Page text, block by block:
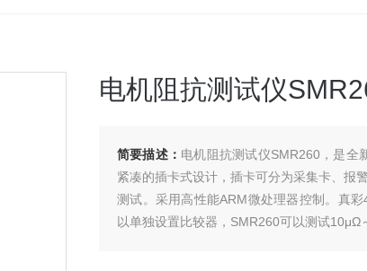
电机阻抗测试仪
简要描述： 电机阻抗测试仪SMR260，是全
紧凑的插卡式设计，插卡可分为采集卡、报
测试。采用高性能ARM微处理器控制。真
以单独设置比较器，SMR260可以测试10μΩ